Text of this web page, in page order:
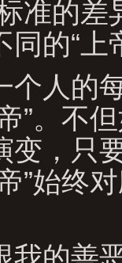
准的差
的“上
个人的
”。不
变，只
”始终